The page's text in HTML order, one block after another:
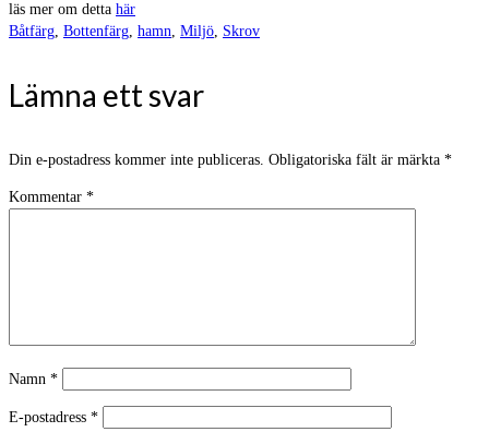
läs mer om detta här
Båtfärg, Bottenfärg, hamn, Miljö, Skrov
Lämna ett svar
Din e-postadress kommer inte publiceras. Obligatoriska fält är märkta *
Kommentar *
Namn *
E-postadress *